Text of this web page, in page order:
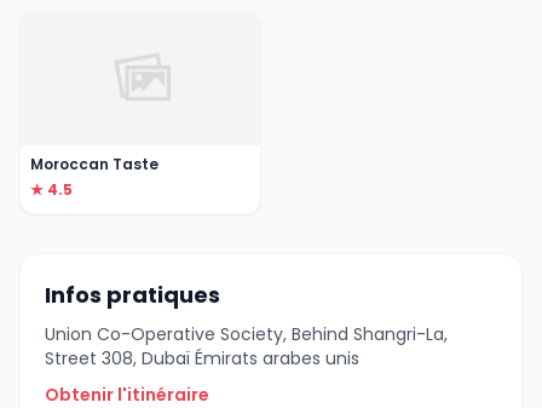
Moroccan Taste
★ 4.5
Infos pratiques
Union Co-Operative Society, Behind Shangri-La,
Street 308, Dubaï Émirats arabes unis
Obtenir l'itinéraire